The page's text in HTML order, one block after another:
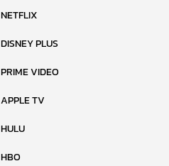
NETFLIX
DISNEY PLUS
PRIME VIDEO
APPLE TV
HULU
HBO